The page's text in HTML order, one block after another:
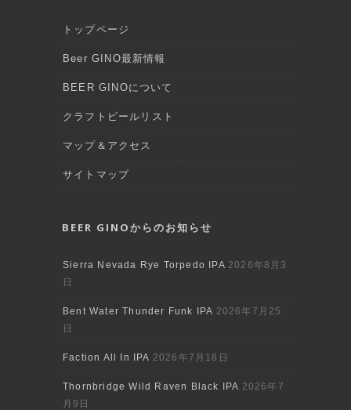
トップページ
Beer GINO最新情報
BEER GINOについて
クラフトビールリスト
マップ＆アクセス
サイトマップ
BEER GINOからのお知らせ
Sierra Nevada Rye Torpedo IPA 2026年8月3
日
Bent Water Thunder Funk IPA 2026年7月25
日
Faction All In IPA 2026年7月18日
Thornbridge Wild Raven Black IPA 2026年7
月9日